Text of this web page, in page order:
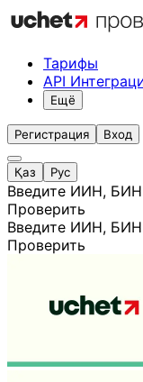
Тарифы
API
Ещё
Регистрация Вход
Қаз Рус
Введите ИИН, БИН
Проверить
Введите ИИН, БИН
Проверить